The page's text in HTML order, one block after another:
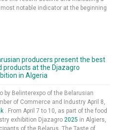
notable indicator at the beginning
producers present the best
products at the Djazagro
in Algeria
by Belinterexpo of the Belarusian
of Commerce and Industry April 8,
. From April 7 to 10, as part of the food
exhibition Djazagro 2025 in Algiers,